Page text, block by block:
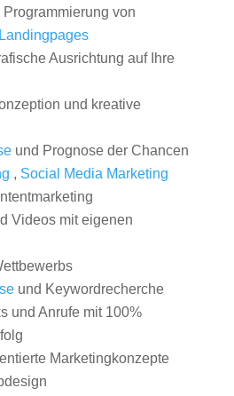
von
Landingpages
Ausrichtung auf Ihre
und kreative
und Prognose der Chancen
, Social Media Marketing
Videos mit eigenen
und Keywordrecherche
und Anrufe mit 100%
Marketingkonzepte